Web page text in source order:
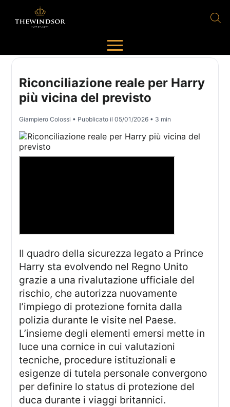
Riconciliazione reale per Harry
più vicina del previsto
Giampiero Colossi • Pubblicato il05/01/2026 • 3 min
Il quadro della sicurezza legato a Prince
Harry sta evolvendo nel Regno Unito
grazie a una rivalutazione ufficiale del
rischio, che autorizza nuovamente
l’impiego di protezione fornita dalla
polizia durante le visite nel Paese.
L’insieme degli elementi emersi mette in
luce una cornice in cui valutazioni
tecniche, procedure istituzionali e
esigenze di tutela personale convergono
per definire lo status di protezione del
duca durante i viaggi britannici.